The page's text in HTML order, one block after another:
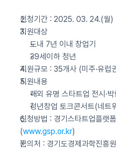
신청기간 : 2025. 03. 24.(월)
지원대상
도내 7년 이내 창업기
39세이하 청년
지원규모 : 35개사 (미주·유
지원내용
해외 유명 스타트업 전시·
청년창업 토크콘서트(네트
신청방법 : 경기스타트업플랫
(www.gsp.or.kr)
문의처 : 경기도경제과학진흥